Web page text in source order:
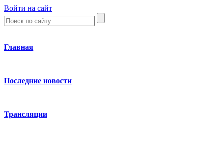
Войти на сайт
Главная
Последние новости
Трансляции